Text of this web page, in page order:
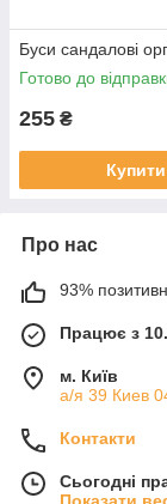
Буси сандалові
Готово до
255 ₴
Купити
Про нас
93%
Працює з
м. Київ
а/я 39 Киев
Контакти
Сьогодні